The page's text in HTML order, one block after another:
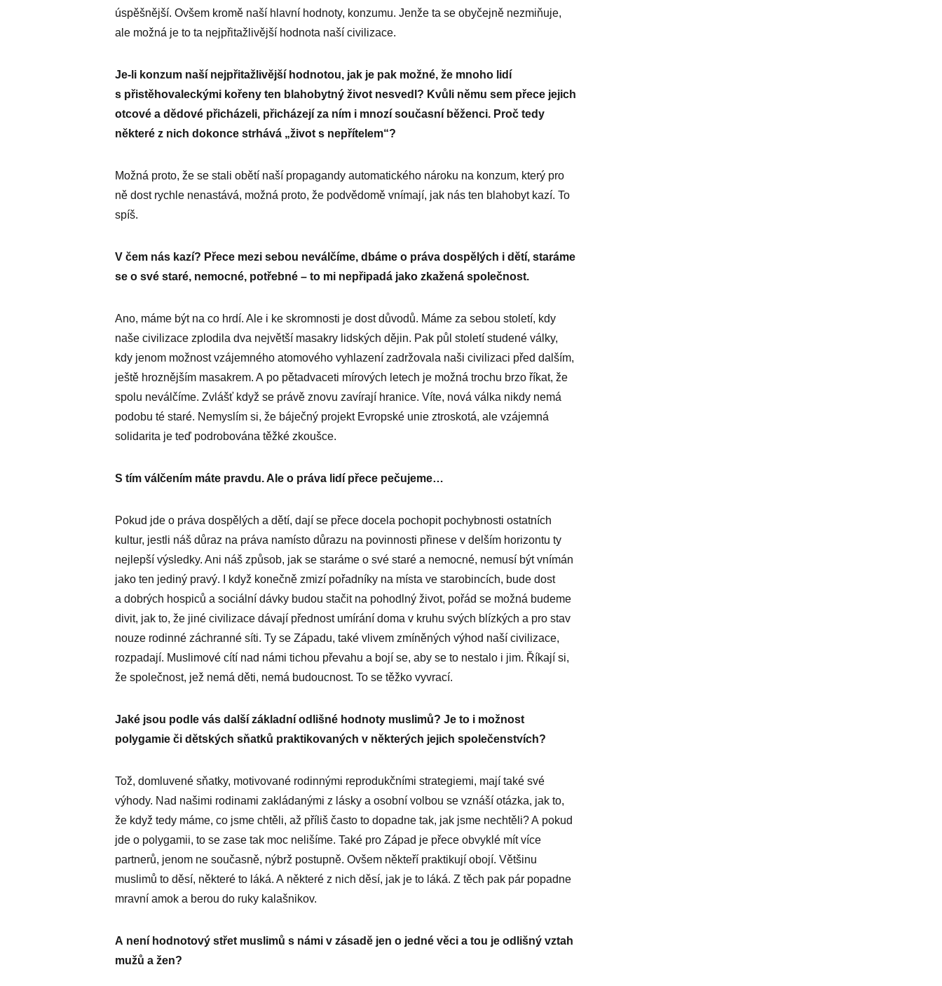
úspěšnější. Ovšem kromě naší hlavní hodnoty, konzumu. Jenže ta se obyčejně nezmiňuje,
ale možná je to ta nejpřitažlivější hodnota naší civilizace.
Je-li konzum naší nejpřitažlivější hodnotou, jak je pak možné, že mnoho lidí
s přistěhovaleckými kořeny ten blahobytný život nesvedl? Kvůli němu sem přece jejich
otcové a dědové přicházeli, přicházejí za ním i mnozí současní běženci. Proč tedy
některé z nich dokonce strhává „život s nepřítelem“?
Možná proto, že se stali obětí naší propagandy automatického nároku na konzum, který pro
ně dost rychle nenastává, možná proto, že podvědomě vnímají, jak nás ten blahobyt kazí. To
spíš.
V čem nás kazí? Přece mezi sebou neválčíme, dbáme o práva dospělých i dětí, staráme
se o své staré, nemocné, potřebné – to mi nepřipadá jako zkažená spo­lečnost.
Ano, máme být na co hrdí. Ale i ke skromnosti je dost důvodů. Máme za sebou století, kdy
naše civilizace zplodila dva největší masakry lidských dějin. Pak půl století studené války,
kdy jenom možnost vzájemného atomového vyhlazení zadržovala naši civilizaci před dalším,
ještě hroznějším masakrem. A po pětadvaceti mírových letech je možná trochu brzo říkat, že
spolu neválčíme. Zvlášť když se právě znovu zavírají hranice. Víte, nová válka nikdy nemá
podobu té staré. Nemyslím si, že báječný projekt Evropské unie ztroskotá, ale vzájemná
solidarita je teď podrobována těžké zkoušce.
S tím válčením máte pravdu. Ale o práva lidí přece pečujeme…
Pokud jde o práva dospělých a dětí, dají se přece docela pochopit pochybnosti ostatních
kultur, jestli náš důraz na práva namísto důrazu na povinnosti přinese v delším horizontu ty
nejlepší výsledky. Ani náš způsob, jak se staráme o své staré a nemocné, nemusí být vnímán
jako ten jediný pravý. I když konečně zmizí pořadníky na místa ve starobincích, bude dost
a dobrých hospiců a sociální dávky budou stačit na pohodlný život, pořád se možná budeme
divit, jak to, že jiné civilizace dávají přednost umírání doma v kruhu svých blízkých a pro stav
nouze rodinné záchranné síti. Ty se Západu, také vlivem zmíněných výhod naší civilizace,
rozpadají. Muslimové cítí nad námi tichou převahu a bojí se, aby se to nestalo i jim. Říkají si,
že společnost, jež nemá děti, nemá budoucnost. To se těžko vyvrací.
Jaké jsou podle vás další základní odlišné hodnoty muslimů? Je to i možnost
polygamie či dětských sňatků praktikovaných v některých jejich společenstvích?
Tož, domluvené sňatky, motivované rodinnými reprodukčními strategiemi, mají také své
výhody. Nad našimi rodinami zakládanými z lásky a osobní volbou se vznáší otázka, jak to,
že když tedy máme, co jsme chtěli, až příliš často to dopadne tak, jak jsme nechtěli? A pokud
jde o polygamii, to se zase tak moc nelišíme. Také pro Západ je přece obvyklé mít více
partnerů, jenom ne současně, nýbrž postupně. Ovšem někteří praktikují obojí. Většinu
muslimů to děsí, některé to láká. A některé z nich děsí, jak je to láká. Z těch pak pár popadne
mravní amok a berou do ruky kalašnikov.
A není hodnotový střet muslimů s námi v zásadě jen o jedné věci a tou je odlišný vztah
mužů a žen?